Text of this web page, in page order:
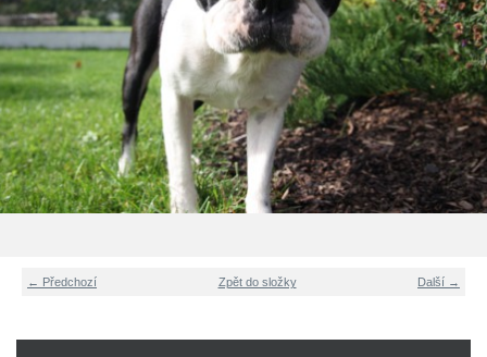
← Předchozí Další →
Zpět do složky